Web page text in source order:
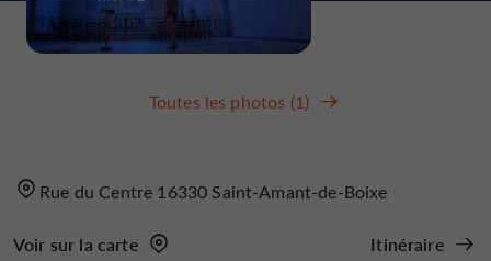
Toutes les photos (1)
Rue du Centre 16330 Saint-Amant-de-Boixe
Voir sur la carte Itinéraire